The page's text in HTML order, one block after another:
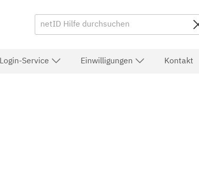
Login-Service Einwilligungen Kontakt